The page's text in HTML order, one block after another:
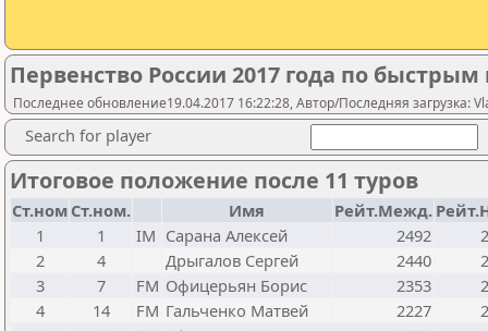
Первенство России 2017 года по
Последнее обновление19.04.2017 16:22:28, Автор/Последняя загрузка:
Search for player
Итоговое положение после 11 туров
Ст.ном Ст.ном. Имя Рейт.Межд.
1
1 IM Сарана Алексей 2492
2
4 Дрыгалов Сергей 2440
3
7 FM Офицерьян Борис 2353
4
14 FM Гальченко Матвей 2227